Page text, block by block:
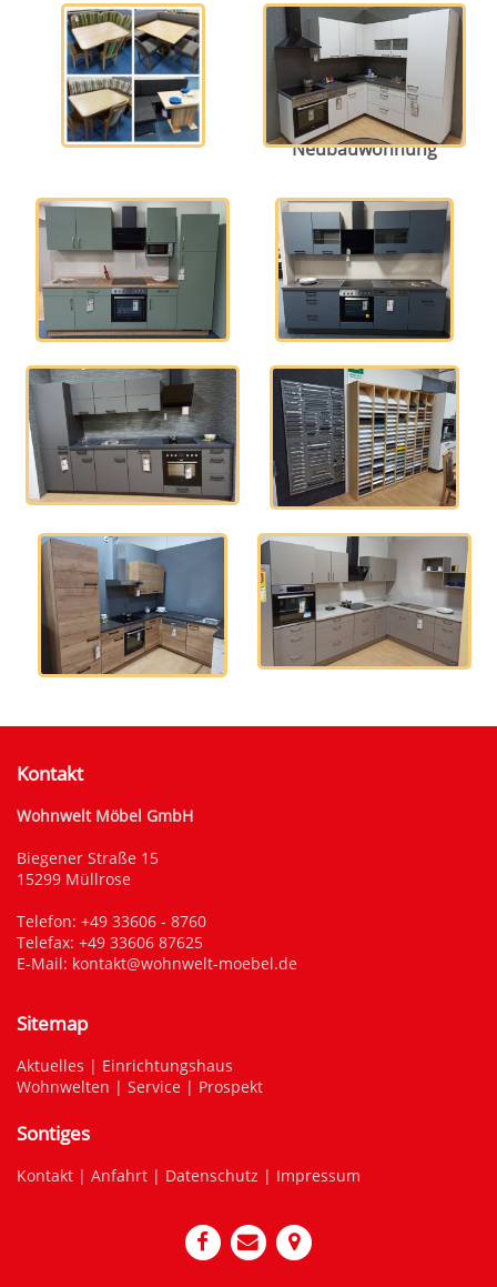
Eckbankgruppen
Küche für
Neubauwohnung
Küchenzeile Küchenzeile
Küchezeile Mustertafeln
Struktura Wunschküche?
Kontakt
Wohnwelt Möbel GmbH
Biegener Straße 15
15299 Müllrose
Telefon: +49 33606 - 8760
Telefax: +49 33606 87625
E-Mail: kontakt@wohnwelt-moebel.de
Sitemap
Aktuelles | Einrichtungshaus
Wohnwelten | Service | Prospekt
Sontiges
Kontakt | Anfahrt | Datenschutz | Impressum